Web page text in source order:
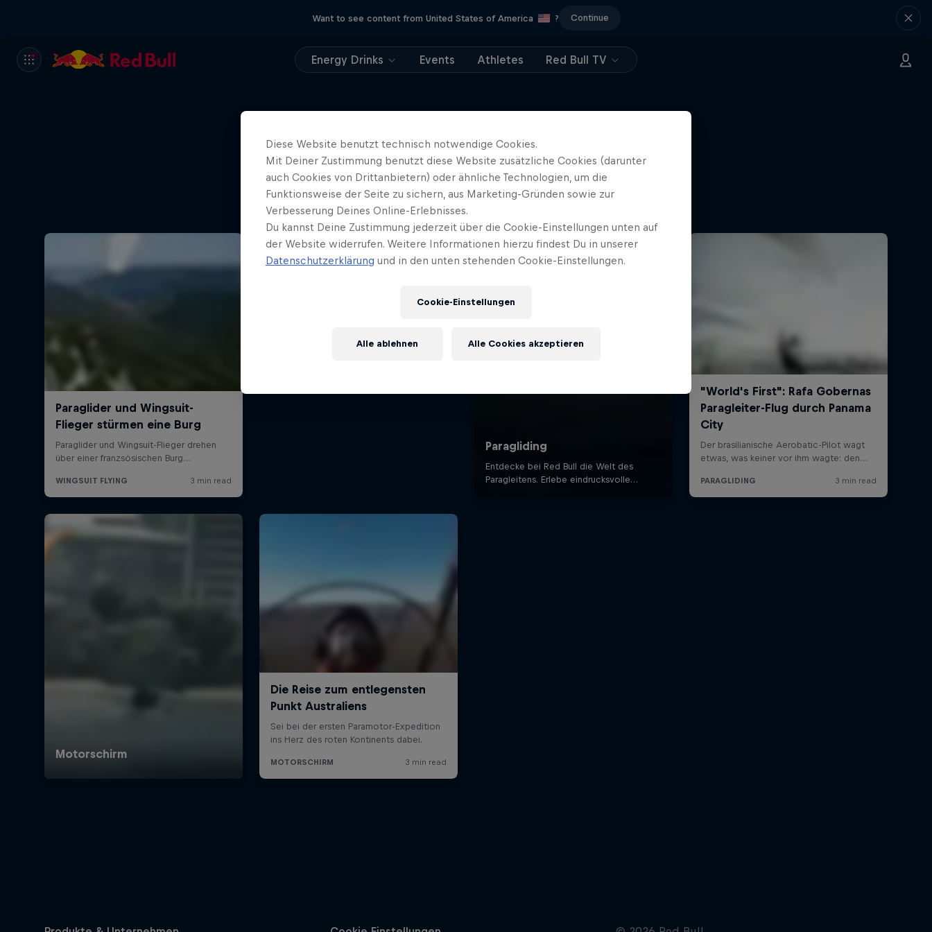
Want to see content from United States of America ? Continue
Energy Drinks Events Athletes Red Bull TV
Weiter geht´s hier
Sky Trippers
Auf Motorschirm-Expedition durch
1 Staffel · 6 Folgen
SKYDIVING
Diese Website benutzt technisch notwendige Cookies.
Mit Deiner Zustimmung benutzt diese Website zusätzliche Cookies (darunter
auch Cookies von Drittanbietern) oder ähnliche Technologien, um die
Funktionsweise der Seite zu sichern, aus Marketing-Gründen sowie zur
Verbesserung Deines Online-Erlebnisses.
Du kannst Deine Zustimmung jederzeit über die Cookie-Einstellungen unten auf
der Website widerrufen. Weitere Informationen hierzu findest Du in unserer
Datenschutzerklärung und in den unten stehenden Cookie-Einstellungen.
Cookie-Einstellungen
Alle ablehnen Alle Cookies akzeptieren